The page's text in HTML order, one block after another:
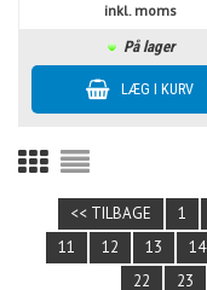
inkl. moms
På lager
<< TILBAGE 1
11
12 13 14
22
23